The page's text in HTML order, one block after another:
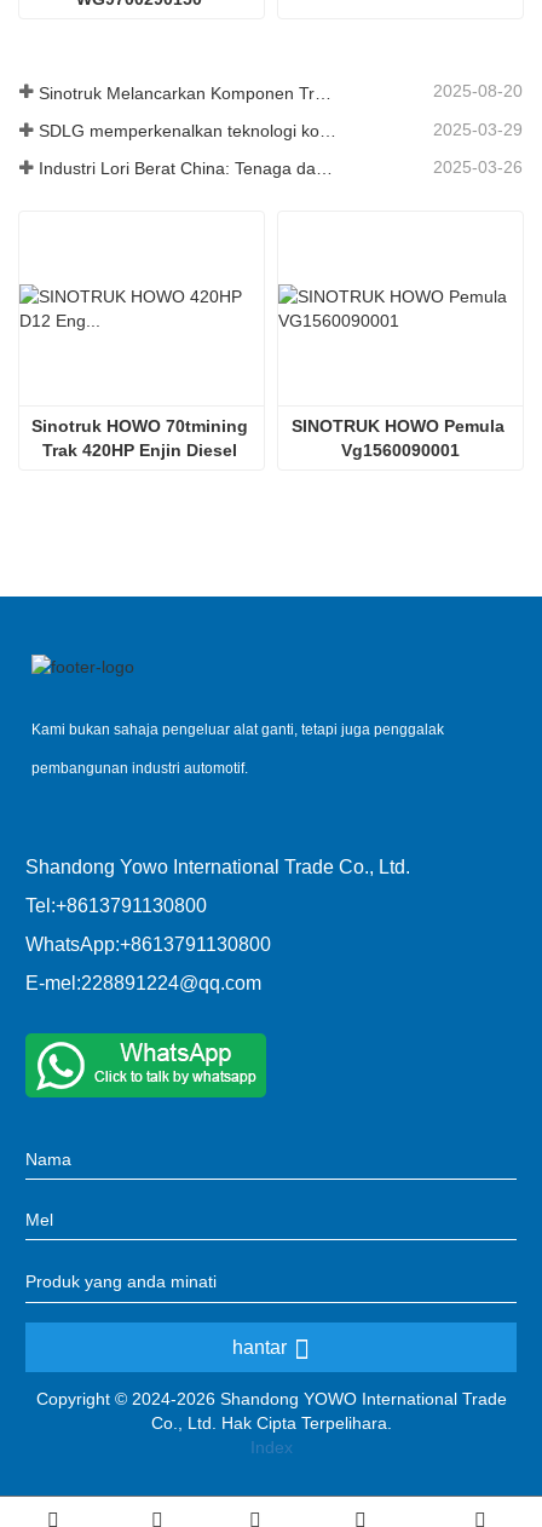
2025-08-20
2025-03-29
Industri Lori Berat China: Tenaga dan Eksport Baru sebagai Pemandu Berkembar, dengan Bahagian Tempatan Perusahaan Mempercepat Kenaikannya 2025-03-26
Sinotruk HOWO 70tmining
Trak 420HP Enjin Diesel
SINOTRUK HOWO Pemula
Vg1560090001
Kami bukan sahaja pengeluar alat ganti, tetapi juga penggalak
pembangunan industri automotif.
Shandong Yowo International Trade Co., Ltd.
Tel:+8613791130800
WhatsApp:+8613791130800
E-mel:228891224@qq.com
hantar
Copyright © 2024-2026 Shandong YOWO International Trade
Co., Ltd. Hak Cipta Terpelihara.
Index